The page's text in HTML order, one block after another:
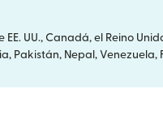
UU., Canadá, el Reino
Pakistán, Nepal,